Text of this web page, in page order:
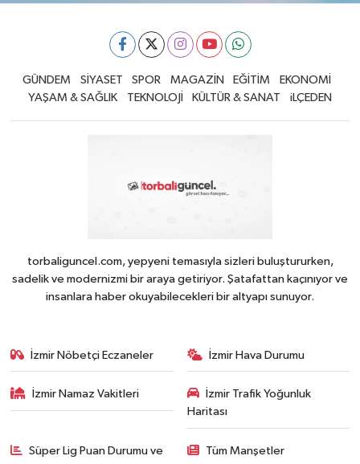
GÜNDEM SİYASET SPOR MAGAZİN EĞİTİM
EKONOMİ
YAŞAM & SAĞLIK
TEKNOLOJİ KÜLTÜR & SANAT iLÇEDEN
torbaliguncel.com, yepyeni temasıyla sizleri buluştururken,
sadelik ve modernizmi bir araya getiriyor. Şatafattan kaçınıyor ve
insanlara haber okuyabilecekleri bir altyapı sunuyor.
İzmir Nöbetçi Eczaneler İzmir Hava Durumu
İzmir Namaz Vakitleri
İzmir Trafik Yoğunluk
Haritası
Süper Lig Puan Durumu ve
Tüm Manşetler